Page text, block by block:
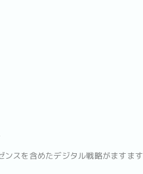
スを含めたデジタル戦略がますます